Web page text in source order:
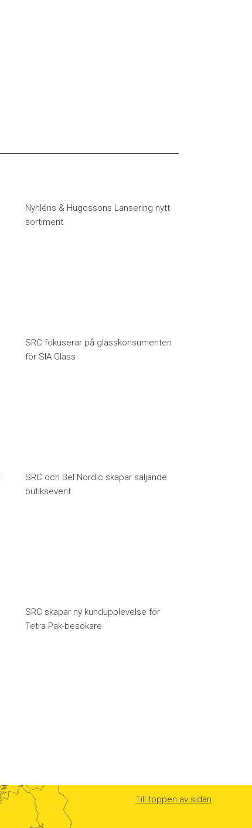
Nyhléns & Hugossons Lansering nytt
sortiment
SRC fokuserar på glasskonsumenten
för SIA Glass
SRC och Bel Nordic skapar säljande
butiksevent
SRC skapar ny kundupplevelse för
Tetra Pak-besökare
Till toppen av sidan